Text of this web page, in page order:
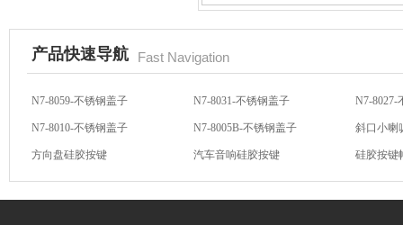
玻璃瓶盖密封圈
产品快速导航 Fast Navigation
N7-8059-不锈钢盖子 N7-8031-不锈钢盖子 N7-8027-
N7-8010-不锈钢盖子 N7-8005B-不锈钢盖子 斜口小喇
方向盘硅胶按键 汽车音响硅胶按键 硅胶按键
汽车音响导电硅胶按键 轻触开关硅胶按键 汽车音响